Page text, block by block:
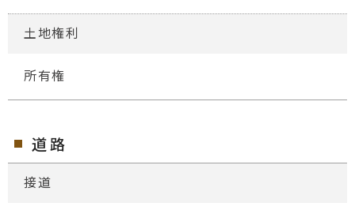
土地権利
所有権
道路
接道